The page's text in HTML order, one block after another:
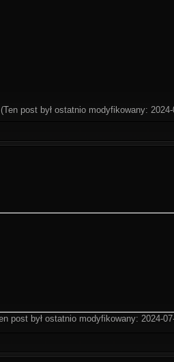
(Ten post był ostatnio modyfikowany:
post był ostatnio modyfikowany: 2024-